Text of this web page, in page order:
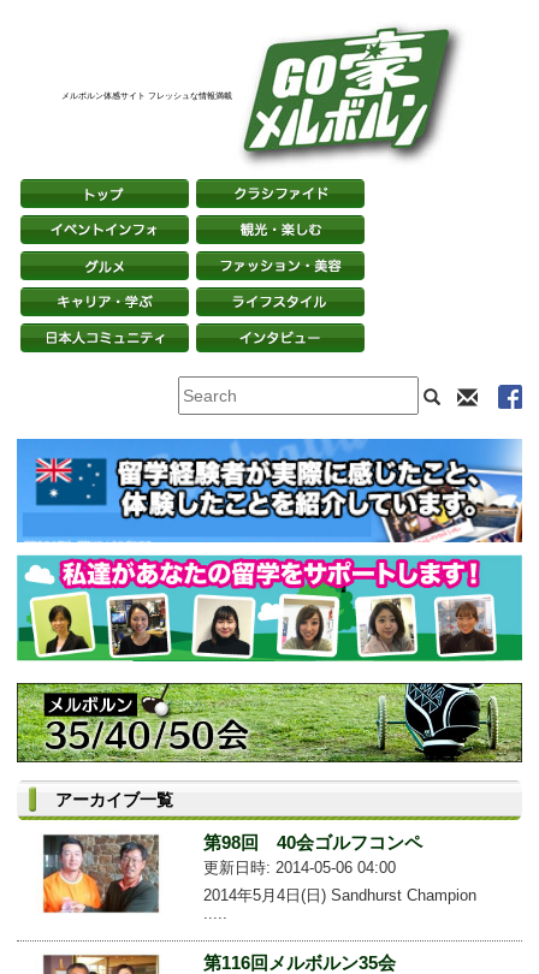
メルボルン体感サイト フレッシュな情報満載
アーカイブ一覧
第98回 40会ゴルフコンペ
更新日時: 2014-05-06 04:00
2014年5月4日(日) Sandhurst Champion
第116回メルボルン35会